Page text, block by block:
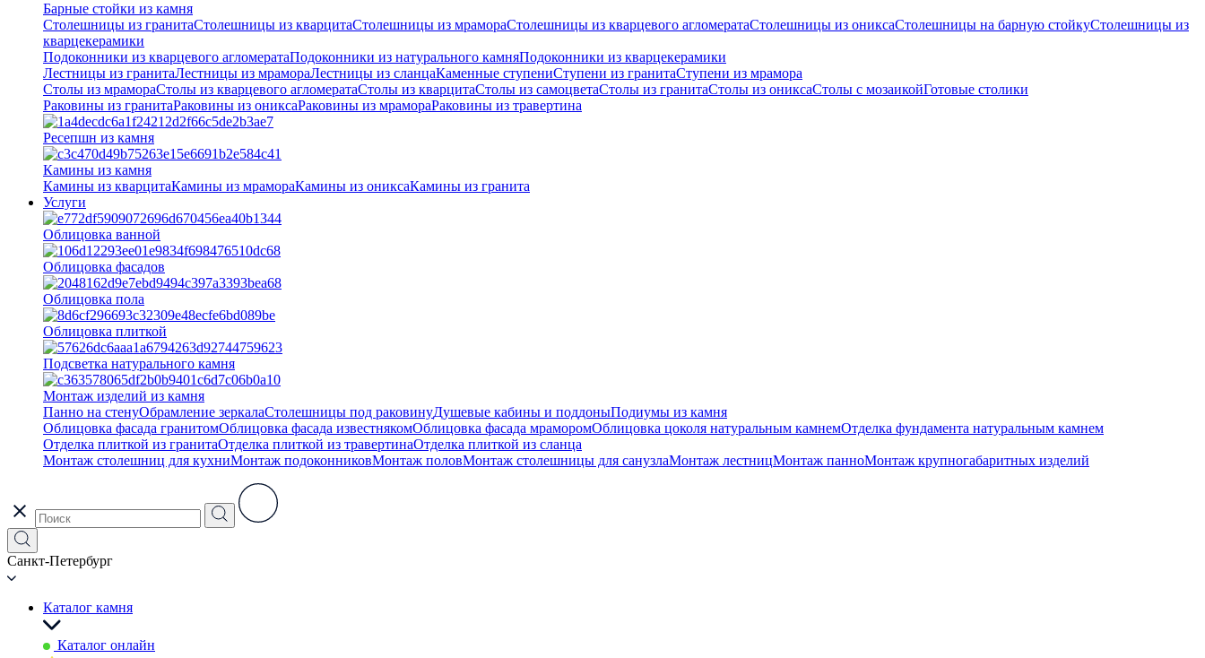
Барные стойки из камня
Столешницы из гранитаСтолешницы из кварцитаСтолешницы из мрамораСтолешницы из кварцевого агломератаCтолешницы из ониксаСтолешницы на барную стойкуСтолешницы из
кварцекерамики
Подоконники из кварцевого агломератаПодоконники из натурального камняПодоконники из кварцекерамики
Лестницы из гранитаЛестницы из мрамораЛестницы из сланцаКаменные ступениСтупени из гранитаСтупени из мрамора
Столы из мрамораСтолы из кварцевого агломератаСтолы из кварцитаСтолы из самоцветаСтолы из гранитаСтолы из ониксаСтолы с мозаикойГотовые столики
Раковины из гранитаРаковины из ониксаРаковины из мрамораРаковины из травертина
Ресепшн из камня
Камины из камня
Камины из кварцитаКамины из мрамораКамины из ониксаКамины из гранита
Услуги
Облицовка ванной
Облицовка фасадов
Облицовка пола
Облицовка плиткой
Подсветка натурального камня
Монтаж изделий из камня
Панно на стенуОбрамление зеркалаСтолешницы под раковинуДушевые кабины и поддоныПодиумы из камня
Облицовка фасада гранитомОблицовка фасада известнякомОблицовка фасада мраморомОблицовка цоколя натуральным камнемОтделка фундамента натуральным камнем
Отделка плиткой из гранитаОтделка плиткой из травертинаОтделка плиткой из сланца
Монтаж столешниц для кухниМонтаж подоконниковМонтаж половМонтаж столешницы для санузлаМонтаж лестницМонтаж панноМонтаж крупногабаритных изделий
Санкт-Петербург
Каталог камня
Каталог онлайн